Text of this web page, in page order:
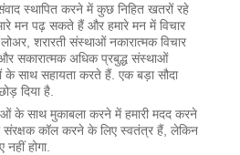
स्थापित करने में कुछ निहित खतरों रहे
मन पढ़ सकते हैं और हमारे मन में विचार
शरारती संस्थाओं नकारात्मक विचार
सकारात्मक अधिक प्रबुद्ध संस्थाओं
के साथ सहायता करते हैं. एक बड़ा सौदा
दिया है.
के साथ मुकाबला करने में हमारी मदद करने
संरक्षक कॉल करने के लिए स्वतंत्र हैं, लेकिन
होगा.